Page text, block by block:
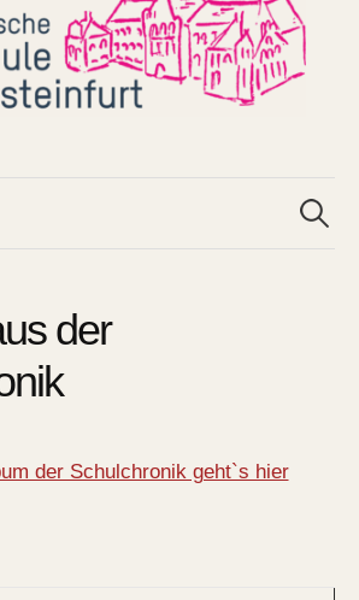
nach:
der
der Schulchronik geht`s hier